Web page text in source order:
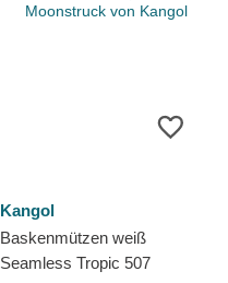
Kangol
Baskenmützen weiß
Seamless Tropic 507